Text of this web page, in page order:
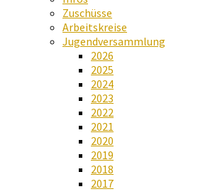
Zuschüsse
Arbeitskreise
Jugendversammlung
2026
2025
2024
2023
2022
2021
2020
2019
2018
2017